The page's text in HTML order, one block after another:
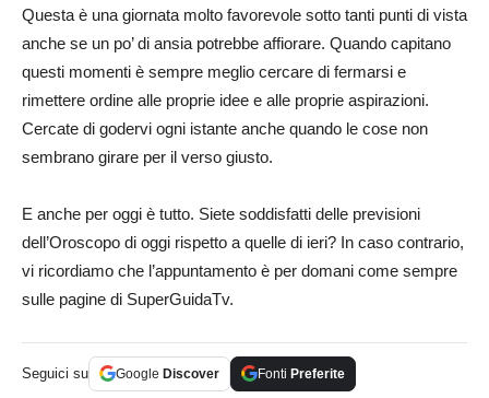
Questa è una giornata molto favorevole sotto tanti punti di vista
anche se un po’ di ansia potrebbe affiorare. Quando capitano
questi momenti è sempre meglio cercare di fermarsi e
rimettere ordine alle proprie idee e alle proprie aspirazioni.
Cercate di godervi ogni istante anche quando le cose non
sembrano girare per il verso giusto.
E anche per oggi è tutto. Siete soddisfatti delle previsioni
dell’Oroscopo di oggi rispetto a quelle di ieri? In caso contrario,
vi ricordiamo che l’appuntamento è per domani come sempre
sulle pagine di SuperGuidaTv.
Seguici su Google Discover Fonti Preferite